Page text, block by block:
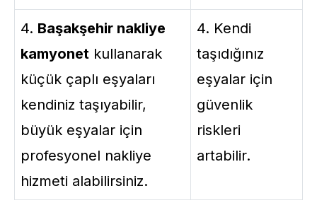
4. Başakşehir nakliye
kamyonet kullanarak
küçük çaplı eşyaları
kendiniz taşıyabilir,
büyük eşyalar için
profesyonel nakliye
hizmeti alabilirsiniz.
4. Kendi
taşıdığınız
eşyalar için
güvenlik
riskleri
artabilir.